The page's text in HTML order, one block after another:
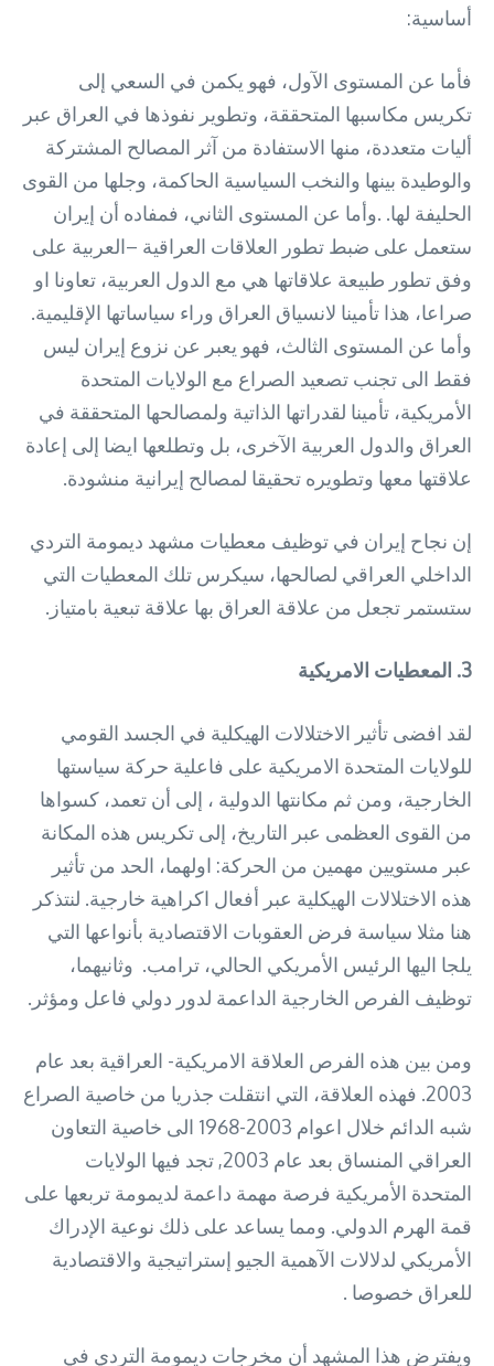
أساسية:
فأما عن المستوى الآول، فهو يكمن في السعي إلى
تكريس مكاسبها المتحققة، وتطوير نفوذها في العراق عبر
أليات متعددة، منها الاستفادة من آثر المصالح المشتركة
والوطيدة بينها والنخب السياسية الحاكمة، وجلها من القوى
الحليفة لها. .وأما عن المستوى الثاني، فمفاده أن إيران
ستعمل على ضبط تطور العلاقات العراقية –العربية على
وفق تطور طبيعة علاقاتها هي مع الدول العربية، تعاونا او
صراعا، هذا تأمينا لانسياق العراق وراء سياساتها الإقليمية.
وأما عن المستوى الثالث، فهو يعبر عن نزوع إيران ليس
فقط الى تجنب تصعيد الصراع مع الولايات المتحدة
الأمريكية، تأمينا لقدراتها الذاتية ولمصالحها المتحققة في
العراق والدول العربية الآخرى، بل وتطلعها ايضا إلى إعادة
علاقتها معها وتطويره تحقيقا لمصالح إيرانية منشودة.
إن نجاح إيران في توظيف معطيات مشهد ديمومة التردي
الداخلي العراقي لصالحها، سيكرس تلك المعطيات التي
ستستمر تجعل من علاقة العراق بها علاقة تبعية بامتياز.
3. المعطيات الامريكية
لقد افضى تأثير الاختلالات الهيكلية في الجسد القومي
للولايات المتحدة الامريكية على فاعلية حركة سياستها
الخارجية، ومن ثم مكانتها الدولية ، إلى أن تعمد، كسواها
من القوى العظمى عبر التاريخ، إلى تكريس هذه المكانة
عبر مستويين مهمين من الحركة: اولهما، الحد من تأثير
هذه الاختلالات الهيكلية عبر أفعال اكراهية خارجية. لنتذكر
هنا مثلا سياسة فرض العقوبات الاقتصادية بأنواعها التي
يلجا اليها الرئيس الأمريكي الحالي، ترامب. وثانيهما،
توظيف الفرص الخارجية الداعمة لدور دولي فاعل ومؤثر.
ومن بين هذه الفرص العلاقة الامريكية- العراقية بعد عام
2003. فهذه العلاقة، التي انتقلت جذريا من خاصية الصراع
شبه الدائم خلال اعوام 2003-1968 الى خاصية التعاون
العراقي المنساق بعد عام 2003, تجد فيها الولايات
المتحدة الأمريكية فرصة مهمة داعمة لديمومة تربعها على
قمة الهرم الدولي. ومما يساعد على ذلك نوعية الإدراك
الأمريكي لدلالات الآهمية الجيو إستراتيجية والاقتصادية
للعراق خصوصا .
ويفترض هذا المشهد أن مخرجات ديمومة التردي في